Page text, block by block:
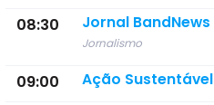
08:30 Jornal BandNews
Jornalismo
09:00 Ação Sustentável